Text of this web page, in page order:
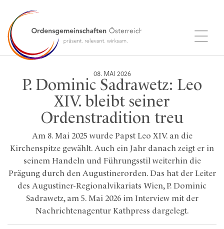
08. MAI 2026
P. Dominic Sadrawetz: Leo
XIV. bleibt seiner
Ordenstradition treu
Am 8. Mai 2025 wurde Papst Leo XIV. an die
Kirchenspitze gewählt. Auch ein Jahr danach zeigt er in
seinem Handeln und Führungsstil weiterhin die
Prägung durch den Augustinerorden. Das hat der Leiter
des Augustiner-Regionalvikariats Wien, P. Dominic
Sadrawetz, am 5. Mai 2026 im Interview mit der
Nachrichtenagentur Kathpress dargelegt.